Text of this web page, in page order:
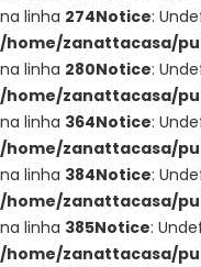
na linha 274Notice:
/home/zanattacasa/
na linha 280Notice:
/home/zanattacasa/
na linha 364Notice:
/home/zanattacasa/
na linha 384Notice:
/home/zanattacasa/
na linha 385Notice:
/home/zanattacasa/